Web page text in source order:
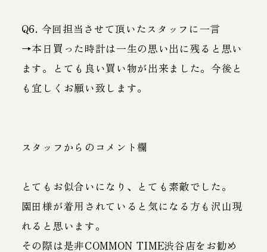
Q6. 今回担当させて頂いたスタッフに一言
→本日買った時計は一生の思い出に残ると思い
ます。とても良い買い物が出来ました。今後と
も宜しくお願い致します。
スタッフからのコメント欄
とてもお似合いになり、とても素敵でした。
園田様が着用されていると気になる方も沢山現
れると思います。
その際は是非COMMON TIME渋谷店をお勧め